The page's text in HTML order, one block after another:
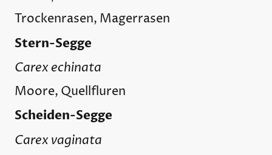
Trockenrasen, Magerrasen
Stern-Segge
Carex echinata
Moore, Quellfluren
Scheiden-Segge
Carex vaginata